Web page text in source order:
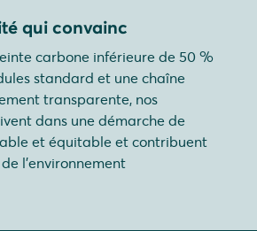
qui convainc
carbone inférieure de 50 %
standard et une chaîne
transparente, nos
dans une démarche de
et équitable et contribuent
l'environnement